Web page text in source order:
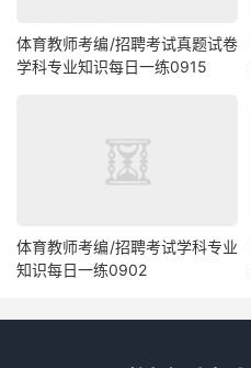
体育教师考编/招聘考试真题试卷
学科专业知识每日一练0915
体育教师考编/招聘考试学科专业
知识每日一练0902